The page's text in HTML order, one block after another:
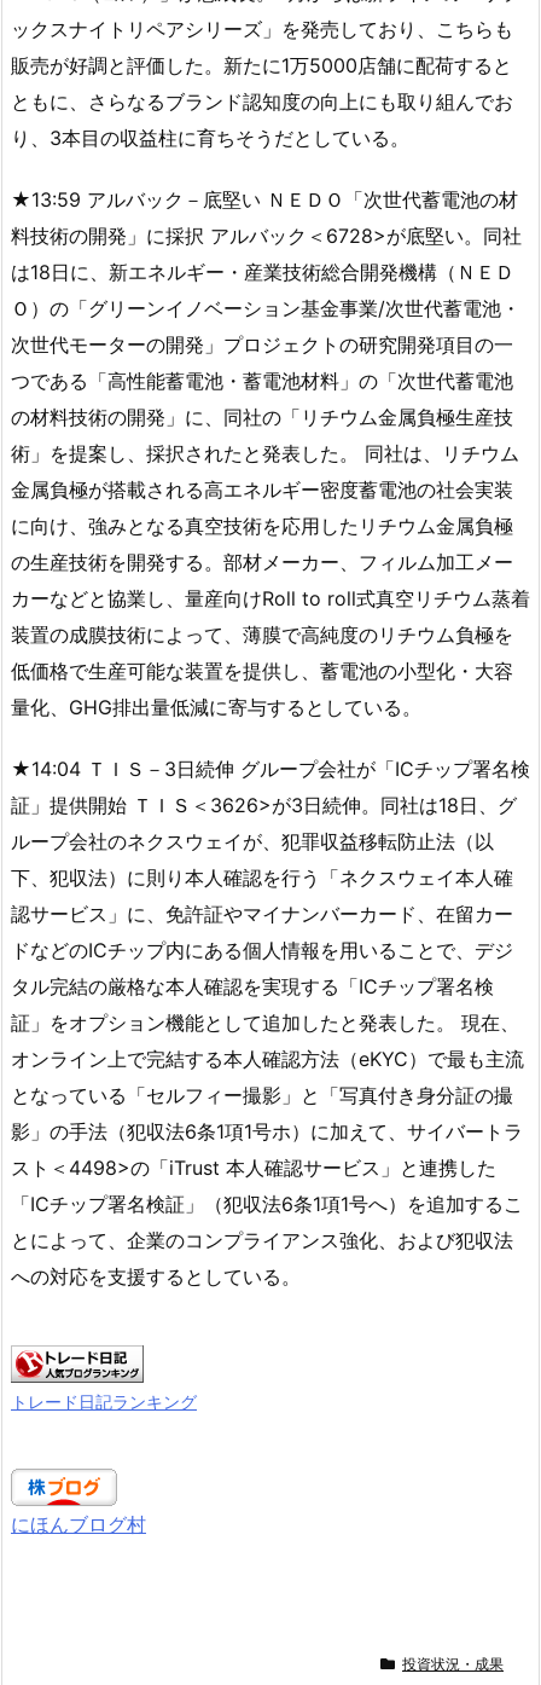
ックスナイトリペアシリーズ」を発売しており、こちらも
販売が好調と評価した。新たに1万5000店舗に配荷すると
ともに、さらなるブランド認知度の向上にも取り組んでお
り、3本目の収益柱に育ちそうだとしている。
★13:59 アルバック－底堅い ＮＥＤＯ「次世代蓄電池の材
料技術の開発」に採択 アルバック＜6728>が底堅い。同社
は18日に、新エネルギー・産業技術総合開発機構（ＮＥＤ
Ｏ）の「グリーンイノベーション基金事業/次世代蓄電池・
次世代モーターの開発」プロジェクトの研究開発項目の一
つである「高性能蓄電池・蓄電池材料」の「次世代蓄電池
の材料技術の開発」に、同社の「リチウム金属負極生産技
術」を提案し、採択されたと発表した。 同社は、リチウム
金属負極が搭載される高エネルギー密度蓄電池の社会実装
に向け、強みとなる真空技術を応用したリチウム金属負極
の生産技術を開発する。部材メーカー、フィルム加工メー
カーなどと協業し、量産向けRoll to roll式真空リチウム蒸着
装置の成膜技術によって、薄膜で高純度のリチウム負極を
低価格で生産可能な装置を提供し、蓄電池の小型化・大容
量化、GHG排出量低減に寄与するとしている。
★14:04 ＴＩＳ－3日続伸 グループ会社が「ICチップ署名検
証」提供開始 ＴＩＳ＜3626>が3日続伸。同社は18日、グ
ループ会社のネクスウェイが、犯罪収益移転防止法（以
下、犯収法）に則り本人確認を行う「ネクスウェイ本人確
認サービス」に、免許証やマイナンバーカード、在留カー
ドなどのICチップ内にある個人情報を用いることで、デジ
タル完結の厳格な本人確認を実現する「ICチップ署名検
証」をオプション機能として追加したと発表した。 現在、
オンライン上で完結する本人確認方法（eKYC）で最も主流
となっている「セルフィー撮影」と「写真付き身分証の撮
影」の手法（犯収法6条1項1号ホ）に加えて、サイバートラ
スト＜4498>の「iTrust 本人確認サービス」と連携した
「ICチップ署名検証」（犯収法6条1項1号へ）を追加するこ
とによって、企業のコンプライアンス強化、および犯収法
への対応を支援するとしている。
トレード日記ランキング
にほんブログ村
投資状況・成果